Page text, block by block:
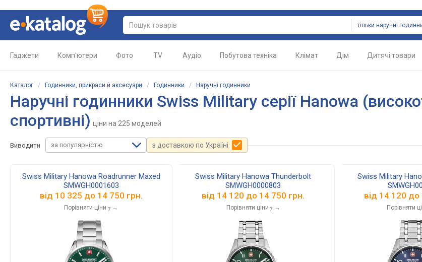
Гаджети Комп'ютери Фото TV Аудіо Побутова техніка Клімат Дім Дитячі товари
Каталог / Годинники, прикраси й аксесуари / Годинники / Наручні годинники
Наручні годинники Swiss Military серії Hanowa
спортивні) ціни на 225 моделей
Виводити за популярністю з доставкою по Україні
Swiss Military Hanowa Roadrunner Maxed
SMWGH0001603
від 10 325 до 14 750 грн.
Порівняти ціни 7 →
Swiss Military Hanowa Thunderbolt
SMWGH0000803
від 14 120 до 14 750 грн.
Порівняти ціни 7 →
Swiss Military
від 14 120 до
Порівняти